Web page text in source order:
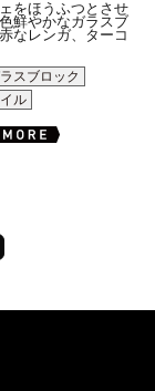
をほうふつとさせ
鮮やかなガラスブ
なレンガ、ターコ
スブロック
ル